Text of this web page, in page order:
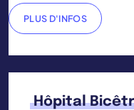
PLUS D'INFOS
Hôpital